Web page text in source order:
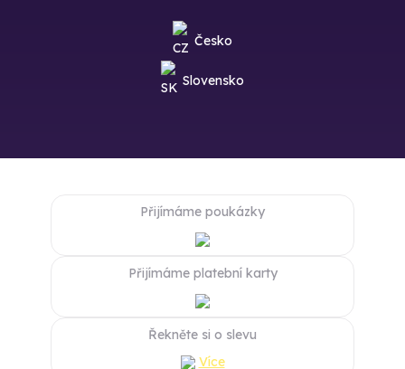
Česko
Slovensko
Přijímáme poukázky
Přijímáme platební karty
Řekněte si o slevu
Více